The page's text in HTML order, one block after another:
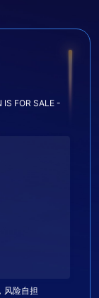
FOR SALE -
风险自担